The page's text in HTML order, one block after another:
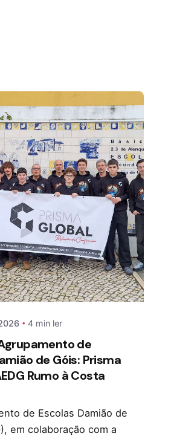
4 min ler
de
de Góis: Prisma
Rumo à Costa
de Escolas Damião de
em colaboração com a